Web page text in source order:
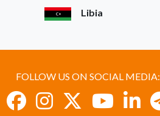
Libia
FOLLOW US ON SOCIAL MEDIA: